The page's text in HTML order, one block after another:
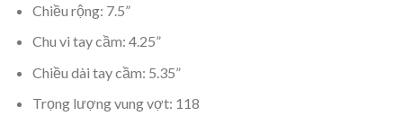
Chiều rộng: 7.5”
Chu vi tay cầm: 4.25”
Chiều dài tay cầm: 5.35”
Trọng lượng vung vợt: 118